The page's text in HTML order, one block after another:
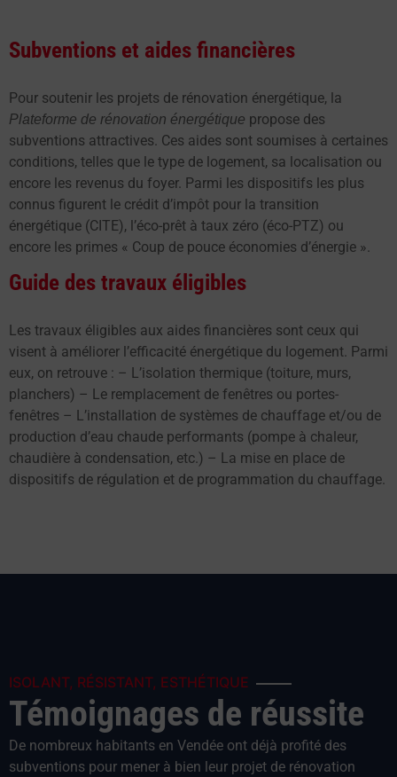
Subventions et aides financières
Pour soutenir les projets de rénovation énergétique, la
Plateforme de rénovation énergétique propose des
subventions attractives. Ces aides sont soumises à certaines
conditions, telles que le type de logement, sa localisation ou
encore les revenus du foyer. Parmi les dispositifs les plus
connus figurent le crédit d’impôt pour la transition
énergétique (CITE), l’éco-prêt à taux zéro (éco-PTZ) ou
encore les primes « Coup de pouce économies d’énergie ».
Guide des travaux éligibles
Les travaux éligibles aux aides financières sont ceux qui
visent à améliorer l’efficacité énergétique du logement. Parmi
eux, on retrouve : – L’isolation thermique (toiture, murs,
planchers) – Le remplacement de fenêtres ou portes-
fenêtres – L’installation de systèmes de chauffage et/ou de
production d’eau chaude performants (pompe à chaleur,
chaudière à condensation, etc.) – La mise en place de
dispositifs de régulation et de programmation du chauffage.
ISOLANT, RÉSISTANT, ESTHÉTIQUE
Témoignages de réussite
De nombreux habitants en Vendée ont déjà profité des
subventions pour mener à bien leur projet de rénovation